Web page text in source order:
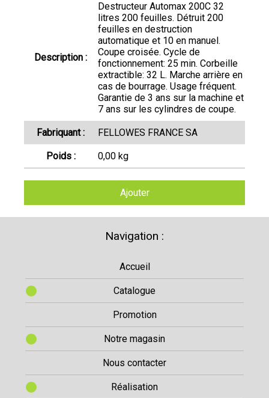
Description :
Destructeur Automax 200C 32
litres 200 feuilles. Détruit 200
feuilles en destruction
automatique et 10 en manuel.
Coupe croisée. Cycle de
fonctionnement: 25 min. Corbeille
extractible: 32 L. Marche arrière en
cas de bourrage. Usage fréquent.
Garantie de 3 ans sur la machine et
7 ans sur les cylindres de coupe.
Fabriquant : FELLOWES FRANCE SA
Poids : 0,00 kg
Ajouter
Navigation :
Accueil
Catalogue
Promotion
Notre magasin
Nous contacter
Réalisation